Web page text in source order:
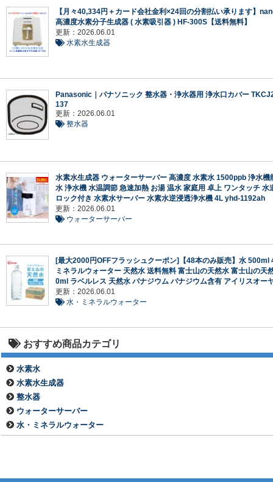
【月々40,334円＋カード会社金利×24回の分割払い承ります】
高濃度水素分子生成器 ( 水素吸引器 ) HF-300S【送料無料】
更新：2026.06.01
水素水生成器
Panasonic｜パナソニック 整水器・浄水器用 浄水口カバー
137
更新：2026.06.01
整水器
水素水生成器 ウォーターサーバー 高濃度 水素水 1500ppb 浄水機
水 浄水機 水温調節 急速加熱 お湯 温水 家庭用 卓上 ワンタッチ 水
ロック付き 水素水サーバー 水素水逆浸透浄水機 4L yhd-1192ah
更新：2026.06.01
ウォーターサーバー
[最大2000円OFFフラッシュクーポン]【48本のみ販売】水 500ml
ミネラルウォーター 天然水 送料無料 富士山の天然水 富士山の天
0ml ラベルレス 天然水 バナジウム バナジウム含有 アイリスオー
更新：2026.06.01
水・ミネラルウォーター
おすすめ商品カテゴリ
水素水
水素水生成器
整水器
ウォーターサーバー
水・ミネラルウォーター